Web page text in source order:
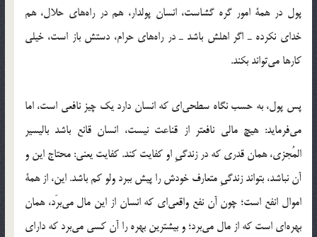
پول در همۀ امور گره گشاست، انسان پولدار، هم در راه‌های حلال، هم
خدای نکرده ـ اگر اهلش باشد ـ در راه‌های حرام، دستش باز است، خیلی
کارها می‌تواند بکند.
پس پول، به حسب نگاه سطحی‌ای که انسان دارد یک چیز نافعی است، اما
می‌فرماید: هیچ مالی نافعتر از قناعت نیست، انسان قانع باشد بالیسیر
المُجزی، همان قدری که در زندگیِ او کفایت کند. کفایت یعنی: محتاج این و
آن نباشد، بتواند زندگیِ متعارف خودش را پیش ببرد ولو کم باشد. این، از همۀ
اموال انفع است؛ چون آن نفع واقعی‌ای که انسان از این مال می‌برَد، همان
بهره‌ای است که از مال می‌برد؛ و بیشترین بهره را آن کسی می‌برد که دارای